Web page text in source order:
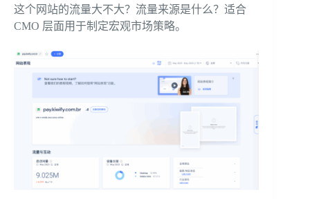
这个网站的流量大不大？流量来源是什么？适合
CMO 层面用于制定宏观市场策略。